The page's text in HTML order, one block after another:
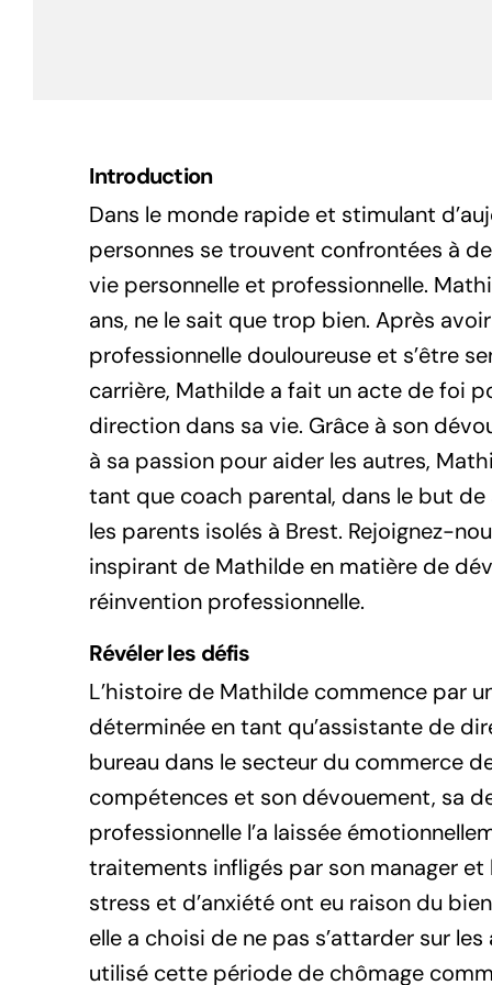
Introduction
Dans le monde rapide et stimulant
personnes se trouvent confrontées à
vie personnelle et professionnelle.
ans, ne le sait que trop bien. Après
professionnelle douloureuse et s’être
carrière, Mathilde a fait un acte de foi
direction dans sa vie. Grâce à son
à sa passion pour aider les autres,
tant que coach parental, dans le but
les parents isolés à Brest. Rejoignez-
inspirant de Mathilde en matière de
réinvention professionnelle.
Révéler les défis
L’histoire de Mathilde commence par
déterminée en tant qu’assistante de
bureau dans le secteur du commerce
compétences et son dévouement, sa
professionnelle l’a laissée
traitements infligés par son manager
stress et d’anxiété ont eu raison du
elle a choisi de ne pas s’attarder sur
utilisé cette période de chômage